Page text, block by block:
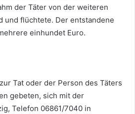
der Täter von der weiteren
und flüchtete. Der entstandene
einhundet Euro.
Tat oder der Person des Täters
gebeten, sich mit der
Telefon 06861/7040 in